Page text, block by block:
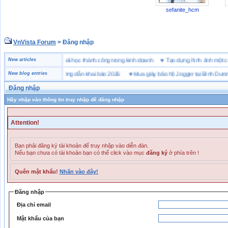
sefanite_hcm
VnVista Forum > Đăng nhập
New articles
biệt” của Microsoft ♥4 bài học thành công trong kinh doanh♥Tạo dựng hình ảnh
New blog entries
hải quan là gì? Hướng dẫn khai báo 2026♥ Mua giày bảo hộ Jogger tại Bình Dương ở
Đăng nhập
Hãy nhập vào thông tin truy nhập để đăng nhập
Attention!
Bạn phải đăng ký tài khoản để truy nhập vào diễn đàn.
Nếu bạn chưa có tài khoản bạn có thể click vào mục đăng ký ở phía trên !
Quên mật khẩu! Nhấn vào đây!
Đăng nhập
Địa chỉ email
Mật khẩu của bạn